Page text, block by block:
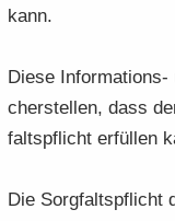
kann.
Diese
cher­stel­len, dass
falts­pflicht er­fül­len
Die Sorg­falts­pflicht